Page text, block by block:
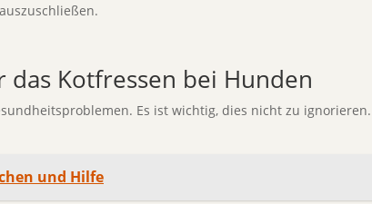
Kotfressen bei Hunden
Es ist wichtig, dies nicht zu
und Hilfe